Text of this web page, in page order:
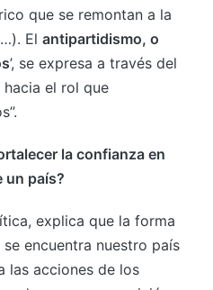
que se remontan a la
El antipartidismo, o
’, se expresa a través del
el rol que
la confianza en
un país?
explica que la forma
encuentra nuestro país
las acciones de los